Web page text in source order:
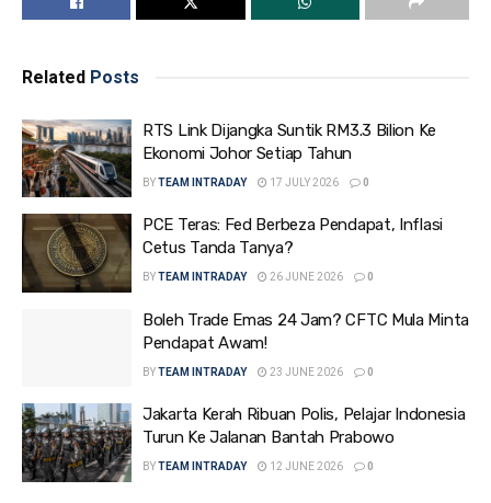
Related Posts
RTS Link Dijangka Suntik RM3.3 Bilion Ke
Ekonomi Johor Setiap Tahun
BYTEAM INTRADAY 17 JULY 2026 0
PCE Teras: Fed Berbeza Pendapat, Inflasi
Cetus Tanda Tanya?
BYTEAM INTRADAY 26 JUNE 2026 0
Boleh Trade Emas 24 Jam? CFTC Mula Minta
Pendapat Awam!
BYTEAM INTRADAY 23 JUNE 2026 0
Jakarta Kerah Ribuan Polis, Pelajar Indonesia
Turun Ke Jalanan Bantah Prabowo
BYTEAM INTRADAY 12 JUNE 2026 0